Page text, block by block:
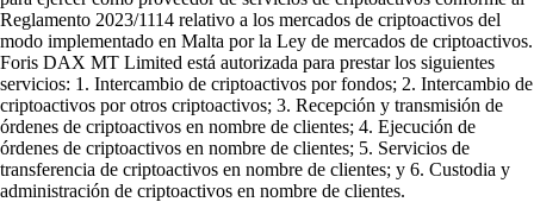
Reglamento 2023/1114 relativo a los mercados de criptoactivos del
modo implementado en Malta por la Ley de mercados de criptoactivos.
Foris DAX MT Limited está autorizada para prestar los siguientes
servicios: 1. Intercambio de criptoactivos por fondos; 2. Intercambio de
criptoactivos por otros criptoactivos; 3. Recepción y transmisión de
órdenes de criptoactivos en nombre de clientes; 4. Ejecución de
órdenes de criptoactivos en nombre de clientes; 5. Servicios de
transferencia de criptoactivos en nombre de clientes; y 6. Custodia y
administración de criptoactivos en nombre de clientes.